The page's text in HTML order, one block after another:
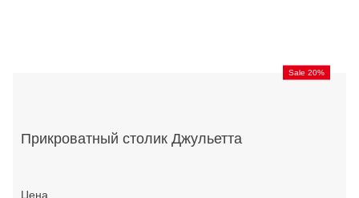
Sale 20%
Прикроватный столик Джульетта